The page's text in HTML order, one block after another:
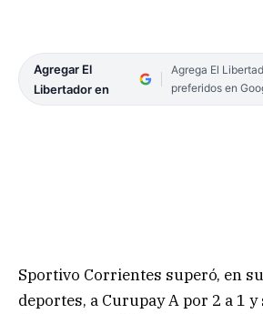
Agregar El
Libertador en
Agrega El
preferidos en
Sportivo Corrientes superó, en
deportes, a Curupay A por 2 a 1